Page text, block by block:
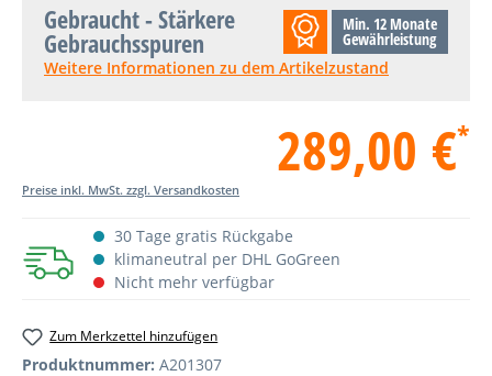
Gebraucht - Stärkere
Gebrauchsspuren
Min. 12 Monate
Gewährleistung
Weitere Informationen zu dem Artikelzustand
289,00 €*
Preise inkl. MwSt. zzgl. Versandkosten
30 Tage gratis Rückgabe
klimaneutral per DHL GoGreen
Nicht mehr verfügbar
Zum Merkzettel hinzufügen
Produktnummer: A201307